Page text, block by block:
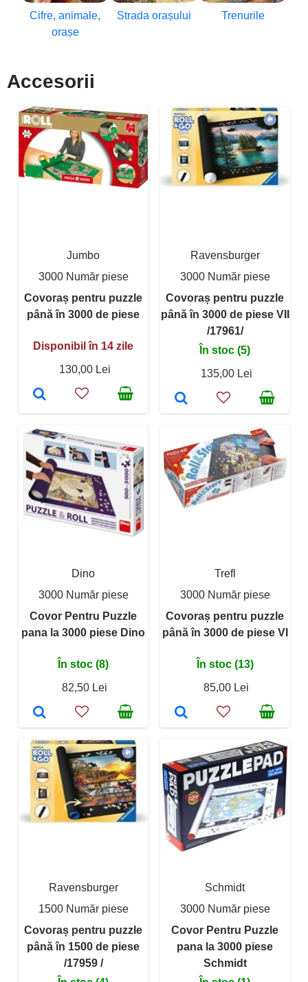
Cifre, animale,
orașe
Strada orașului Trenurile
Accesorii
Jumbo
3000 Număr piese
Covoraș pentru puzzle
până în 3000 de piese
Disponibil în 14 zile
130,00 Lei
Ravensburger
3000 Număr piese
Covoraș pentru puzzle
până în 3000 de piese VII
/17961/
În stoc (5)
135,00 Lei
Dino
3000 Număr piese
Covor Pentru Puzzle
pana la 3000 piese Dino
În stoc (8)
82,50 Lei
Trefl
3000 Număr piese
Covoraș pentru puzzle
până în 3000 de piese VI
În stoc (13)
85,00 Lei
Ravensburger
1500 Număr piese
Covoraș pentru puzzle
până în 1500 de piese
/17959 /
Schmidt
3000 Număr piese
Covor Pentru Puzzle
pana la 3000 piese
Schmidt